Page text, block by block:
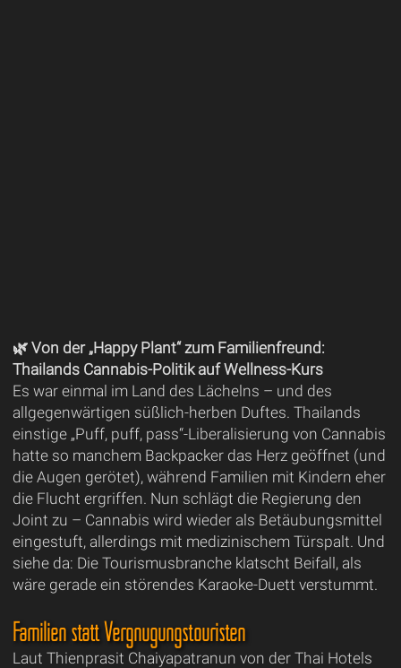
🌿 Von der „Happy Plant“ zum Familienfreund:
Thailands Cannabis-Politik auf Wellness-Kurs
Es war einmal im Land des Lächelns – und des
allgegenwärtigen süßlich-herben Duftes. Thailands
einstige „Puff, puff, pass“-Liberalisierung von Cannabis
hatte so manchem Backpacker das Herz geöffnet (und
die Augen gerötet), während Familien mit Kindern eher
die Flucht ergriffen. Nun schlägt die Regierung den
Joint zu – Cannabis wird wieder als Betäubungsmittel
eingestuft, allerdings mit medizinischem Türspalt. Und
siehe da: Die Tourismusbranche klatscht Beifall, als
wäre gerade ein störendes Karaoke-Duett verstummt.
Familien statt Vergnügungstouristen
Laut Thienprasit Chaiyapatranun von der Thai Hotels